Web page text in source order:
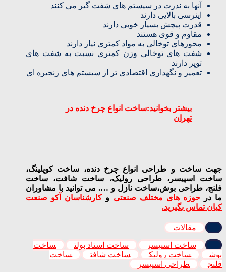
آنها به ندرت در سیستم های شفت گیر می کنند
اینرسی بالایی دارند
قدرت پیچش بسیار خوبی دارند
مقاوم و قوی هستند
محورهای توخالی به مواد کمتری نیاز دارند
شفت های توخالی وزن کمتری نسبت به شفت های
توپر دارند
تعمیر و نگهداری اقتصادی تر از سیستم های زنجیره ای
بیشتر بخوانید:ساخت انواع چرخ دنده در
تهران
جهت ساخت و طراحی انواع چرخ دنده، ساخت کوپلینگ،
ساخت اسپیسر، طراحی رولیک، ساخت شافت، ساخت
فلنج، طراحی بوش،ساخت نازل و …. می توانید با مشاوران
ما درحوزه های مختلف صنعتی وکارشناسان آکو صنعت
کیان تماس بگیرید.
مقالات
ساخت اسپیسر ساخت استاد بولت
ساخت
بوش
ساخت رولیک ساخت شافت
ساخت
فلنج
طراحی اسپیسر